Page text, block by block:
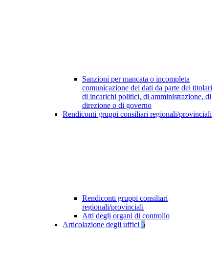
Sanzioni per mancata o incompleta
comunicazione dei dati da parte dei titolari
di incarichi politici, di amministrazione, di
direzione o di governo
Rendiconti gruppi consiliari regionali/provinciali
Rendiconti gruppi consiliari
regionali/provinciali
Atti degli organi di controllo
Articolazione degli uffici 5